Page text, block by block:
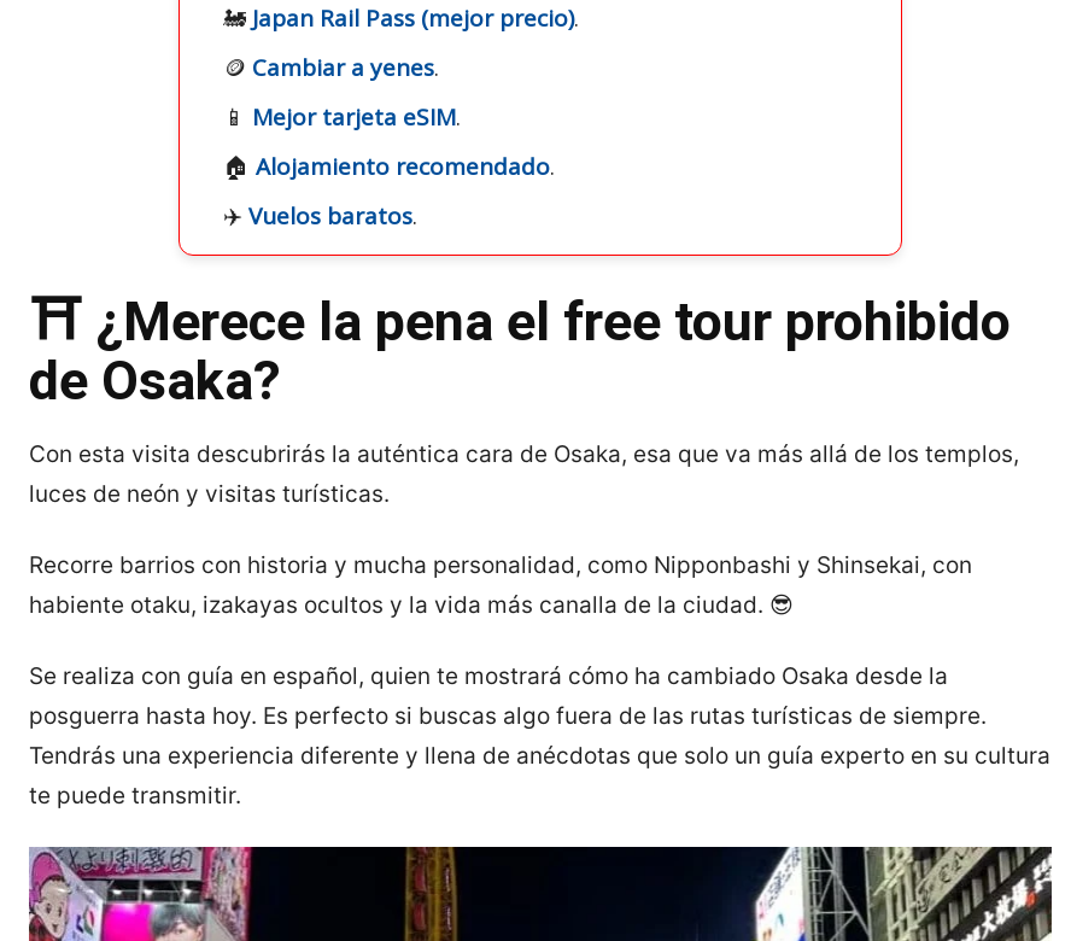
🚂 Japan Rail Pass (mejor precio).
🪙 Cambiar a yenes.
📱 Mejor tarjeta eSIM.
🏠 Alojamiento recomendado.
✈️ Vuelos baratos.
⛩️ ¿Merece la pena el free tour prohibido
de Osaka?
Con esta visita descubrirás la auténtica cara de Osaka, esa que va más allá de los templos,
luces de neón y visitas turísticas.
Recorre barrios con historia y mucha personalidad, como Nipponbashi y Shinsekai, con
habiente otaku, izakayas ocultos y la vida más canalla de la ciudad. 😎
Se realiza con guía en español, quien te mostrará cómo ha cambiado Osaka desde la
posguerra hasta hoy. Es perfecto si buscas algo fuera de las rutas turísticas de siempre.
Tendrás una experiencia diferente y llena de anécdotas que solo un guía experto en su cultura
te puede transmitir.